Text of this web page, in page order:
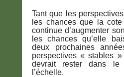
Tant que les
les chances que la
continue d’augmenter
les chances qu’elle
deux prochaines
perspectives « stables »
devrait rester dans le
l’échelle.